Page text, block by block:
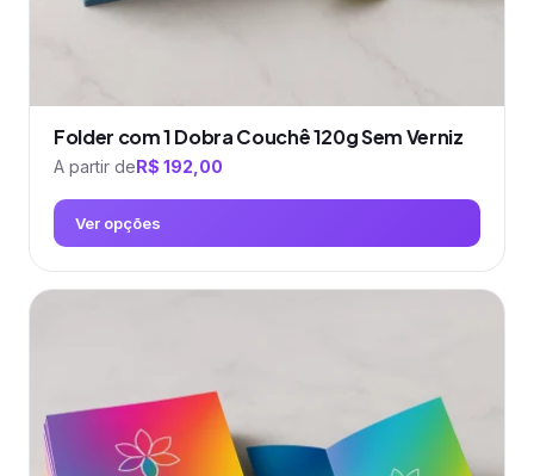
produto
Folder com 1 Dobra Couchê 120g Sem Verniz
A partir deR$ 192,00
Ver opções
Este
produto
variantes.
As
opções